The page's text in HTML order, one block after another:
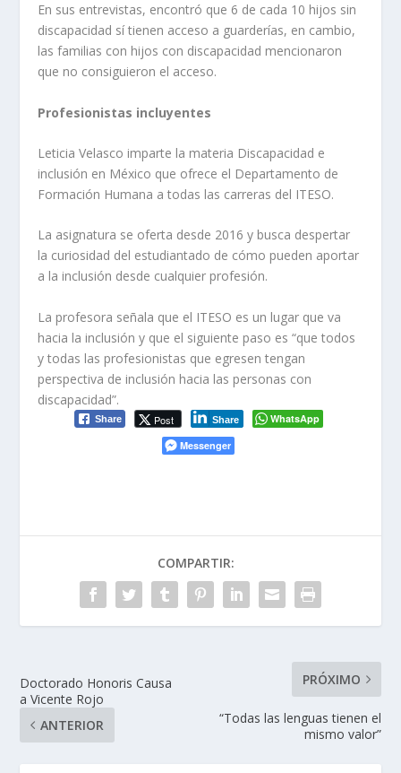
En sus entrevistas, encontró que 6 de cada 10 hijos sin
discapacidad sí tienen acceso a guarderías, en cambio,
las familias con hijos con discapacidad mencionaron
que no consiguieron el acceso.
Profesionistas incluyentes
Leticia Velasco imparte la materia Discapacidad e
inclusión en México que ofrece el Departamento de
Formación Humana a todas las carreras del ITESO.
La asignatura se oferta desde 2016 y busca despertar
la curiosidad del estudiantado de cómo pueden aportar
a la inclusión desde cualquier profesión.
La profesora señala que el ITESO es un lugar que va
hacia la inclusión y que el siguiente paso es “que todos
y todas las profesionistas que egresen tengan
perspectiva de inclusión hacia las personas con
discapacidad”.
Share Post Share
WhatsApp
Messenger
COMPARTIR:
Doctorado Honoris Causa
a Vicente Rojo
ANTERIOR
PRÓXIMO
“Todas las lenguas tienen el
mismo valor”